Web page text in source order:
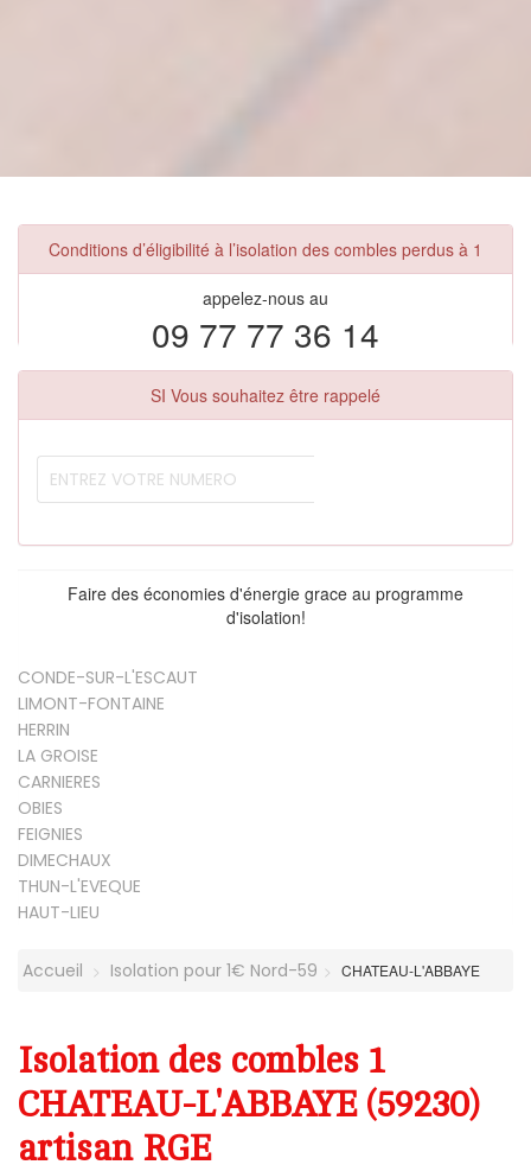
Conditions d’éligibilité à l’isolation des combles perdus à 1
appelez-nous au
09 77 77 36 14
SI Vous souhaitez être rappelé
Faire des économies d'énergie grace au programme
d'isolation!
CONDE-SUR-L'ESCAUT
LIMONT-FONTAINE
HERRIN
LA GROISE
CARNIERES
OBIES
FEIGNIES
DIMECHAUX
THUN-L'EVEQUE
HAUT-LIEU
Accueil Isolation pour 1€ Nord-59 CHATEAU-L'ABBAYE
Isolation des combles 1
CHATEAU-L'ABBAYE (59230)
artisan RGE